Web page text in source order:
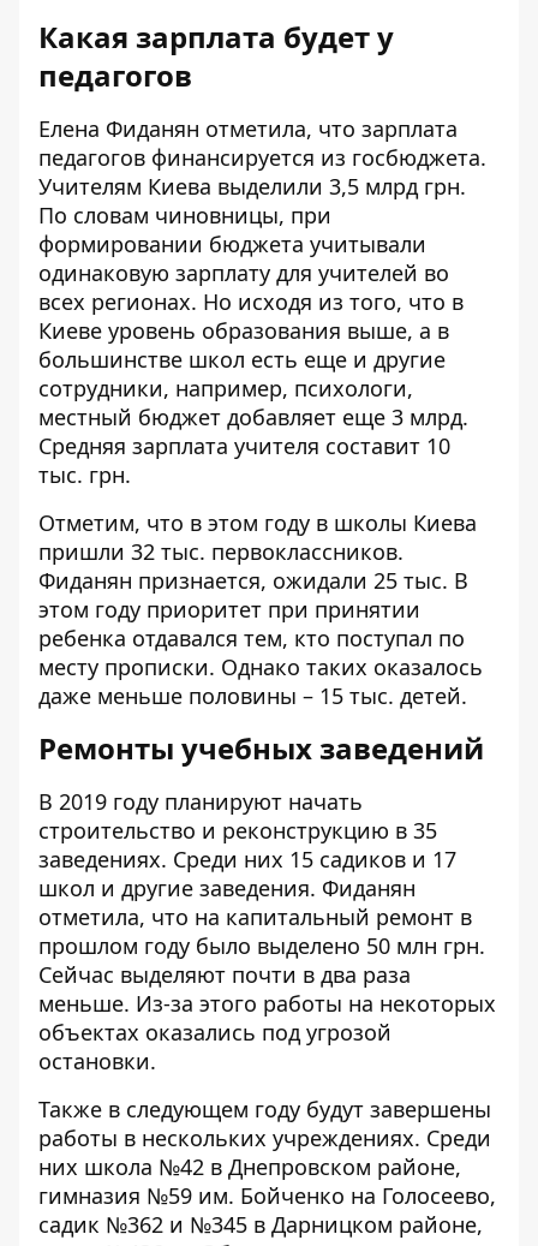
Какая зарплата будет у
педагогов
Елена Фиданян отметила, что зарплата
педагогов финансируется из госбюджета.
Учителям Киева выделили 3,5 млрд грн.
По словам чиновницы, при
формировании бюджета учитывали
одинаковую зарплату для учителей во
всех регионах. Но исходя из того, что в
Киеве уровень образования выше, а в
большинстве школ есть еще и другие
сотрудники, например, психологи,
местный бюджет добавляет еще 3 млрд.
Средняя зарплата учителя составит 10
тыс. грн.
Отметим, что в этом году в школы Киева
пришли 32 тыс. первоклассников.
Фиданян признается, ожидали 25 тыс. В
этом году приоритет при принятии
ребенка отдавался тем, кто поступал по
месту прописки. Однако таких оказалось
даже меньше половины – 15 тыс. детей.
Ремонты учебных заведений
В 2019 году планируют начать
строительство и реконструкцию в 35
заведениях. Среди них 15 садиков и 17
школ и другие заведения. Фиданян
отметила, что на капитальный ремонт в
прошлом году было выделено 50 млн грн.
Сейчас выделяют почти в два раза
меньше. Из-за этого работы на некоторых
объектах оказались под угрозой
остановки.
Также в следующем году будут завершены
работы в нескольких учреждениях. Среди
них школа №42 в Днепровском районе,
гимназия №59 им. Бойченко на Голосеево,
садик №362 и №345 в Дарницком районе,